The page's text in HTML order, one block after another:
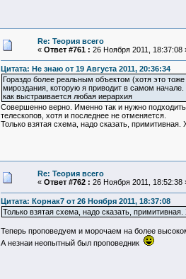
Re: Теория всего
« Ответ #761 : 26 Ноября 2011, 18:37:08
Цитата: Не знаю от 19 Августа 2011, 20:36:34
Гораздо более реальным объектом (хотя это
мироздания, которую я приводит в самом
как выстраивается любая иерархия
Совершенно верно. Именно так и нужно
телескопов, хотя и последнее не отменяется.
Только взятая схема, надо сказать, примитивная.
Re: Теория всего
« Ответ #762 : 26 Ноября 2011, 18:52:38
Цитата: Корнак7 от 26 Ноября 2011, 18:37:08
Только взятая схема, надо сказать,
Теперь проповедуем и морочаем на более
А незнаи неопытный был проповедник